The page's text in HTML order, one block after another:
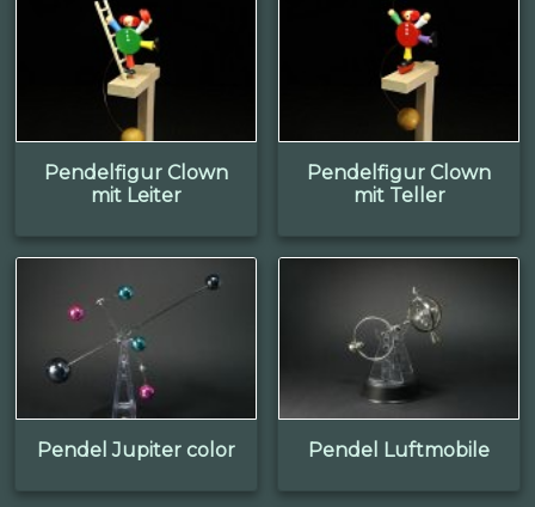
Pendelfigur Clown
mit Leiter
Pendelfigur Clown
mit Teller
Pendel Jupiter color Pendel Luftmobile